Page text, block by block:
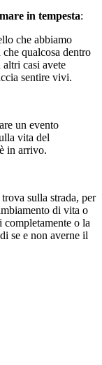
in tempesta:
che abbiamo
qualcosa dentro
casi avete
sentire vivi.
un evento
vita del
in arrivo.
sulla strada, per
di vita o
o la
se e non averne il